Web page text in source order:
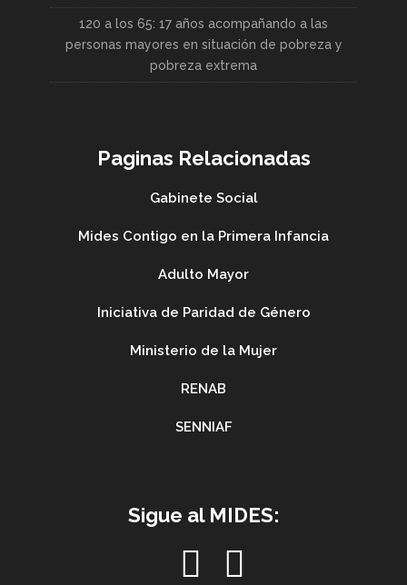
120 a los 65: 17 años acompañando a las
personas mayores en situación de pobreza y
pobreza extrema
Paginas Relacionadas
Gabinete Social
Mides Contigo en la Primera Infancia
Adulto Mayor
Iniciativa de Paridad de Género
Ministerio de la Mujer
RENAB
SENNIAF
Sigue al MIDES: